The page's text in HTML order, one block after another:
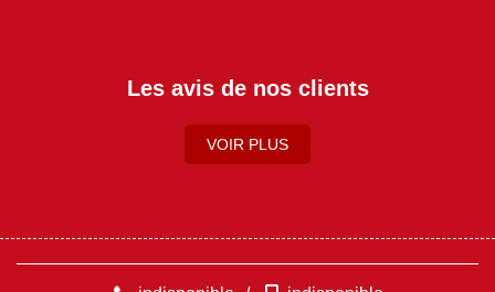
Les avis de nos clients
VOIR PLUS